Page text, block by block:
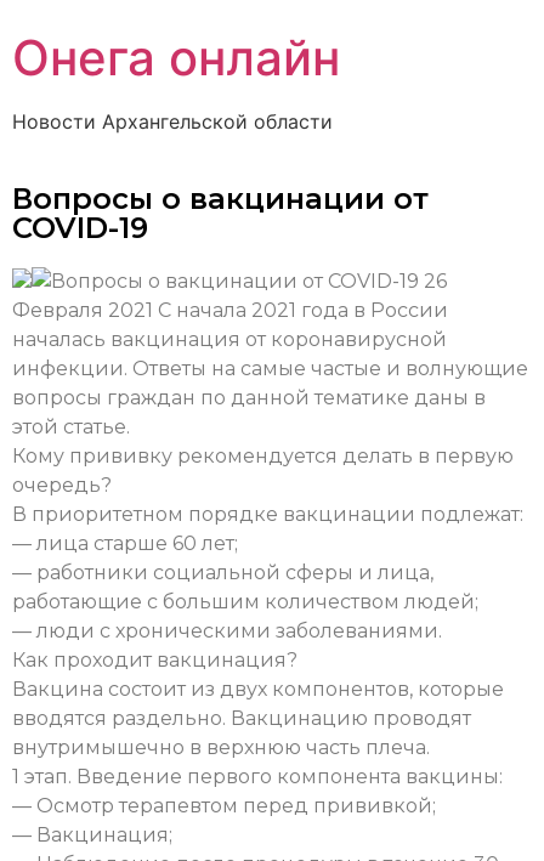
Онега онлайн
Новости Архангельской области
Вопросы о вакцинации от
COVID-19
26
Февраля 2021 С начала 2021 года в России
началась вакцинация от коронавирусной
инфекции. Ответы на самые частые и волнующие
вопросы граждан по данной тематике даны в
этой статье.
Кому прививку рекомендуется делать в первую
очередь?
В приоритетном порядке вакцинации подлежат:
— лица старше 60 лет;
— работники социальной сферы и лица,
работающие с большим количеством людей;
— люди с хроническими заболеваниями.
Как проходит вакцинация?
Вакцина состоит из двух компонентов, которые
вводятся раздельно. Вакцинацию проводят
внутримышечно в верхнюю часть плеча.
1 этап. Введение первого компонента вакцины:
— Осмотр терапевтом перед прививкой;
— Вакцинация;